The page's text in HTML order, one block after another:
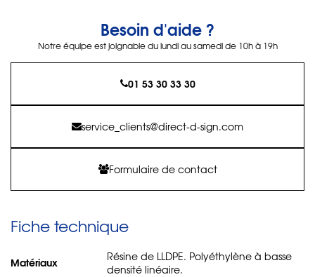
Besoin d'aide ?
Notre équipe est joignable du lundi au samedi de 10h à 19h
01 53 30 33 30
service_clients@direct-d-sign.com
Formulaire de contact
Fiche technique
Matériaux
Résine de LLDPE. Polyéthylène à basse
densité linéaire.